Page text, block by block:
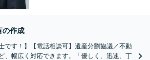
の作成
です！】【電話相談可】遺産分割協議／不動
、幅広く対応できます。「優しく、迅速、丁